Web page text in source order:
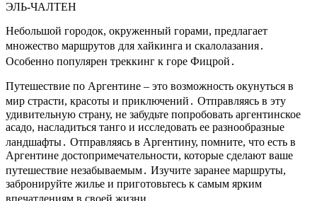
ЭЛЬ-ЧАЛТЕН
Небольшой городок, окруженный горами, предлагает
множество маршрутов для хайкинга и скалолазания․
Особенно популярен треккинг к горе Фицрой․
Путешествие по Аргентине – это возможность окунуться в
мир страсти, красоты и приключений․ Отправляясь в эту
удивительную страну, не забудьте попробовать аргентинское
асадо, насладиться танго и исследовать ее разнообразные
ландшафты․ Отправляясь в Аргентину, помните, что есть в
Аргентине достопримечательности, которые сделают ваше
путешествие незабываемым․ Изучите заранее маршруты,
забронируйте жилье и приготовьтесь к самым ярким